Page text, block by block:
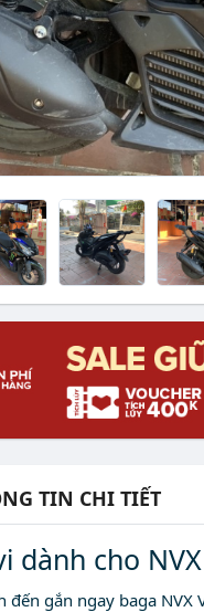
TIN CHI TIẾT
dành cho
đến gắn ngay baga NVX